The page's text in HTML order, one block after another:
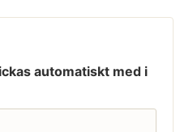
automatiskt med i